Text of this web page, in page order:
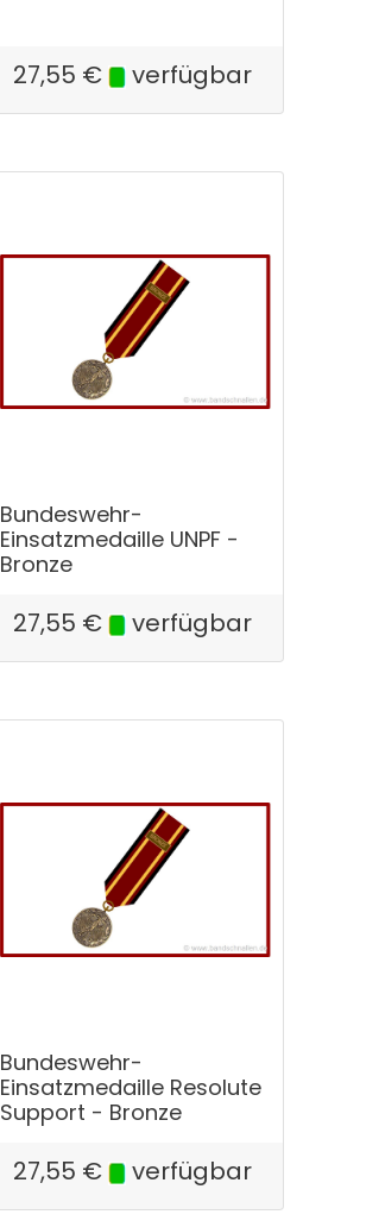
27,55 € verfügbar
Bundeswehr-
Einsatzmedaille UNPF -
Bronze
27,55 € verfügbar
Bundeswehr-
Einsatzmedaille Resolute
Support - Bronze
27,55 € verfügbar